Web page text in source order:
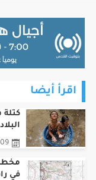
اقرأ أيضا
كتلة
البلاد
09 أغسطس، 2026 - 08:08am
في